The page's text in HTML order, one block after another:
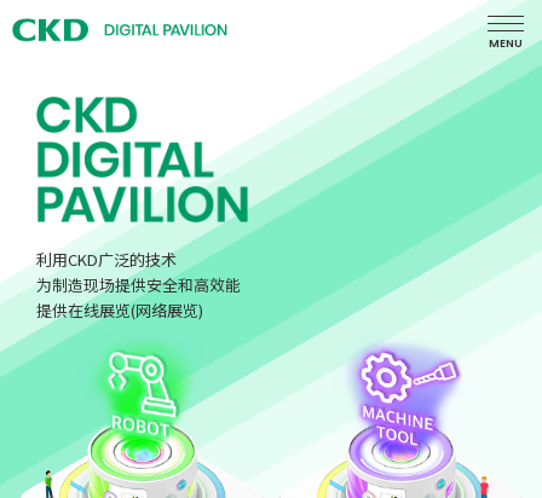
MENU
利用CKD广泛的技术
为制造现场提供安全和高效能
提供在线展览(网络展览)